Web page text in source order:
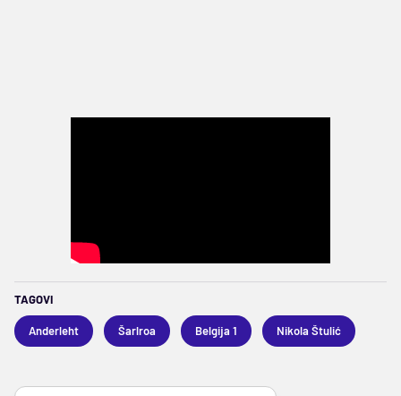
TAGOVI
Anderleht Šarlroa Belgija 1 Nikola Štulić